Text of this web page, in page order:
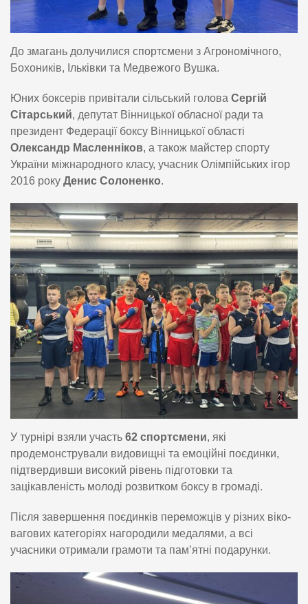
До змагань долучилися спортсмени з Агрономічного,
Бохоників, Ільківки та Медвежого Вушка.
Юних боксерів привітали сільський голова Сергій
Сітарський, депутат Вінницької обласної ради та
президент Федерації боксу Вінницької області
Олександр Масленніков, а також майстер спорту
України міжнародного класу, учасник Олімпійських ігор
2016 року Денис Солоненко.
У турнірі взяли участь 62 спортсмени, які
продемонстрували видовищні та емоційні поєдинки,
підтвердивши високий рівень підготовки та
зацікавленість молоді розвитком боксу в громаді.
Після завершення поєдинків переможців у різних віко-
вагових категоріях нагородили медалями, а всі
учасники отримали грамоти та пам’ятні подарунки.